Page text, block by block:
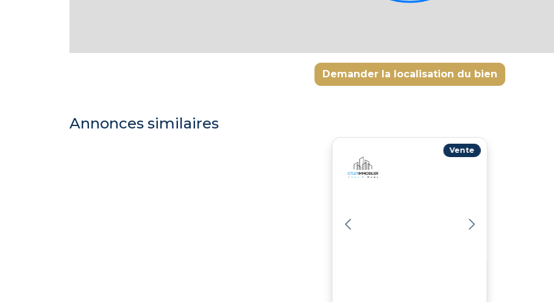
Demander la localisation du bien
Annonces similaires
Vente